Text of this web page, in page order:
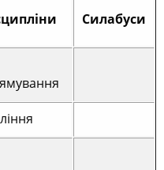
Силабуси